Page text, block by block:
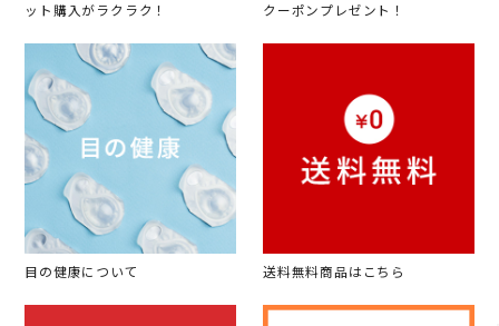
ット購入がラクラク！
クーポンプレゼント！
目の健康について 送料無料商品はこちら